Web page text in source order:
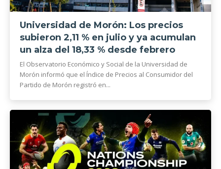
Universidad de Morón: Los precios
subieron 2,11 % en julio y ya acumulan
un alza del 18,33 % desde febrero
El Observatorio Económico y Social de la Universidad de
Morón informó que el Índice de Precios al Consumidor del
Partido de Morón registró en...